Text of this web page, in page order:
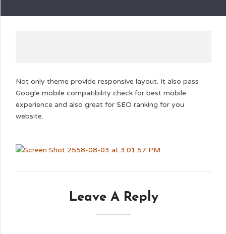
Not only theme provide responsive layout. It also pass
Google mobile compatibility check for best mobile
experience and also great for SEO ranking for you
website.
Leave A Reply